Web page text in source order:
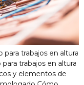
trabajos en altura
trabajos en altura
y elementos de